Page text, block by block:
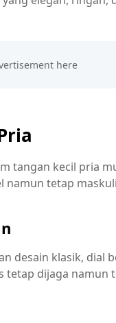
tangan kecil pria
namun tetap
desain klasik, dial
tetap dijaga